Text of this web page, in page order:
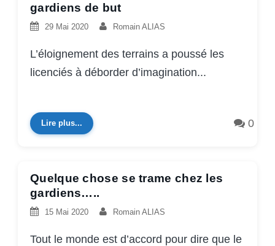
gardiens de but
29 Mai 2020 Romain ALIAS
L’éloignement des terrains a poussé les
licenciés à déborder d’imagination...
Lire plus... 0
Quelque chose se trame chez les
gardiens…..
15 Mai 2020 Romain ALIAS
Tout le monde est d’accord pour dire que le